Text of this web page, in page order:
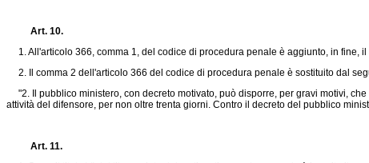
Art. 10.
1. All'articolo 366, comma 1, del codice di procedura penale è aggiunto, in fine,
2. Il comma 2 dell'articolo 366 del codice di procedura penale è sostituito dal
"2. Il pubblico ministero, con decreto motivato, può disporre, per gravi motivi,
attività del difensore, per non oltre trenta giorni. Contro il decreto del pubblico
Art. 11.